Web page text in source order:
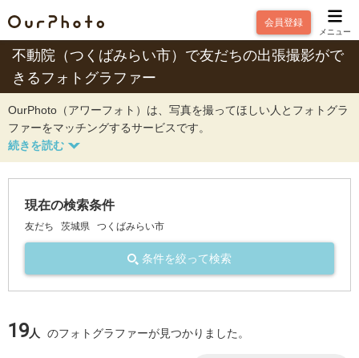
会員登録
メニュー
不動院（つくばみらい市）で友だちの出張撮影がで
きるフォトグラファー
OurPhoto（アワーフォト）は、写真を撮ってほしい人とフォトグラ
ファーをマッチングするサービスです。
現在の検索条件
友だち 茨城県 つくばみらい市
条件を絞って検索
19人 のフォトグラファーが見つかりました。